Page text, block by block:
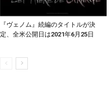
『ヴェノム』続編のタイトルが決
定、全米公開日は2021年6月25日